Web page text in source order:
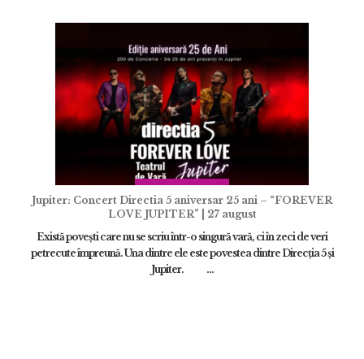
Jupiter: Concert Directia 5 aniversar 25 ani – “FOREVER
LOVE JUPITER” | 27 august
Există povești care nu se scriu într-o singură vară, ci în zeci de veri
petrecute împreună. Una dintre ele este povestea dintre Direcția 5 și
Jupiter. ...